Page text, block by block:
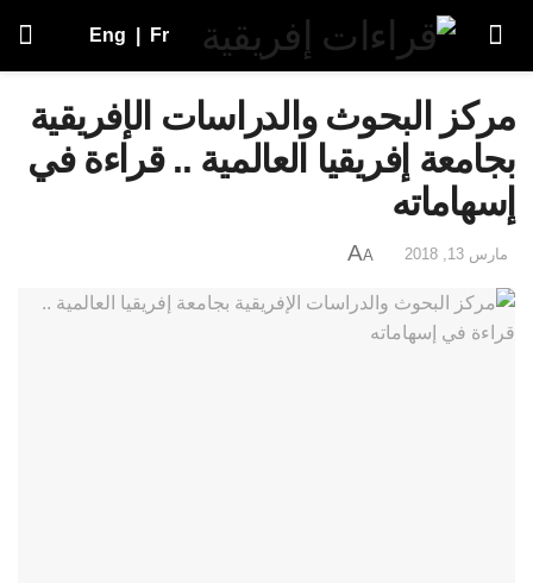
Eng Fr
مركز البحوث والدراسات الإفريقية
بجامعة إفريقيا العالمية .. قراءة في
إسهاماته
مارس 13, 2018 A
A